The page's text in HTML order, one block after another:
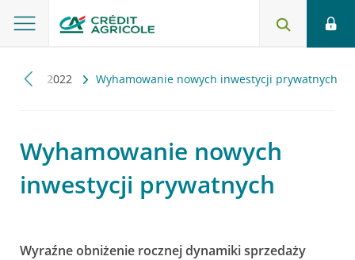
2022 Wyhamowanie nowych inwestycji prywatnych
Wyhamowanie nowych
inwestycji prywatnych
Wyraźne obniżenie rocznej dynamiki sprzedaży